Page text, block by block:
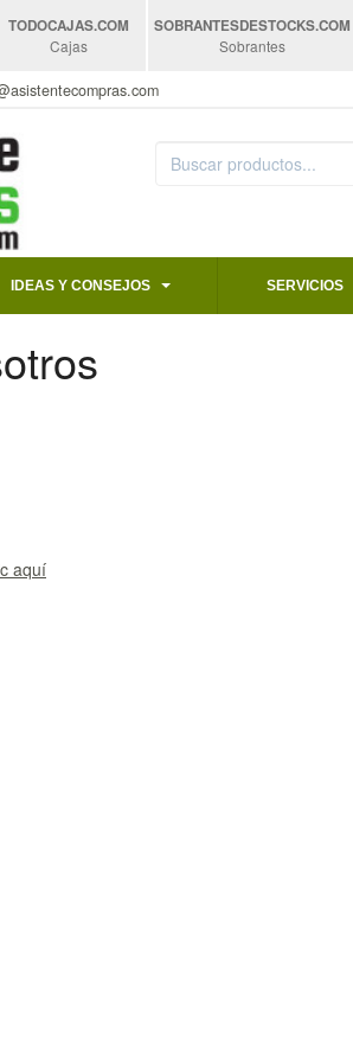
TODOCAJAS.COM
Cajas
SOBRANTESDESTOCKS.COM
Sobrantes
IDEAS Y CONSEJOS SERVICIOS
aquí